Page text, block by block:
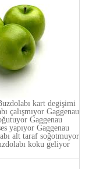
kart degişimi
çalışmıyor Gaggenau
Gaggenau
yapıyor Gaggenau
alt taraf soğotmuyor
koku geliyor